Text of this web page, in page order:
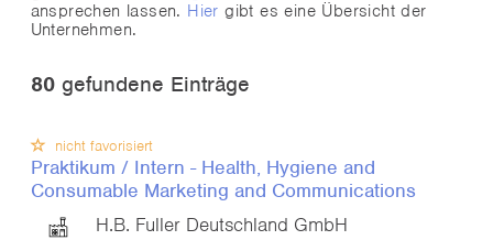
ansprechen lassen. Hier gibt es eine Übersicht der
Unternehmen.
80gefundene Einträge
nicht favorisiert
Praktikum / Intern - Health, Hygiene and
Consumable Marketing and Communications
H.B. Fuller Deutschland GmbH